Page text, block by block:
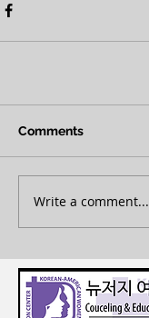
Comments
Write a comment...